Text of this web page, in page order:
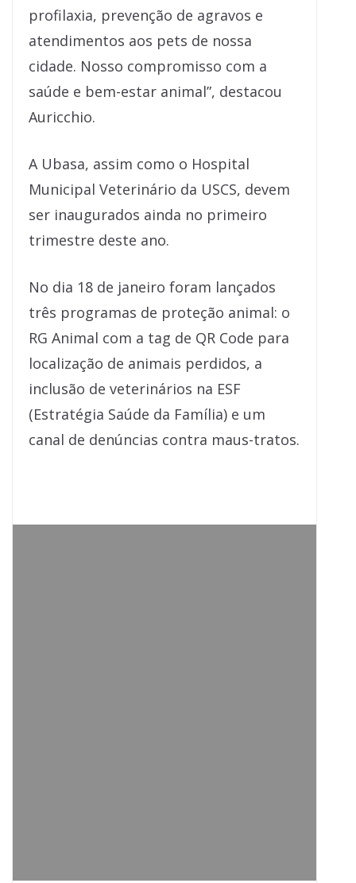
profilaxia, prevenção de agravos e
atendimentos aos pets de nossa
cidade. Nosso compromisso com a
saúde e bem-estar animal”, destacou
Auricchio.
A Ubasa, assim como o Hospital
Municipal Veterinário da USCS, devem
ser inaugurados ainda no primeiro
trimestre deste ano.
No dia 18 de janeiro foram lançados
três programas de proteção animal: o
RG Animal com a tag de QR Code para
localização de animais perdidos, a
inclusão de veterinários na ESF
(Estratégia Saúde da Família) e um
canal de denúncias contra maus-tratos.